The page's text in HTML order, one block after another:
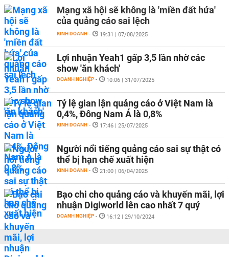
Mạng xã hội sẽ không là 'miền đất hứa'
của quảng cáo sai lệch
KINH DOANH - 19:31 | 07/08/2025
Lợi nhuận Yeah1 gấp 3,5 lần nhờ các
show 'ăn khách'
DOANH NGHIỆP - 10:06 | 31/07/2025
Tỷ lệ gian lận quảng cáo ở Việt Nam là
0,4%, Đông Nam Á là 0,8%
KINH DOANH - 17:46 | 25/07/2025
Người nổi tiếng quảng cáo sai sự thật có
thể bị hạn chế xuất hiện
KINH DOANH - 21:00 | 06/04/2025
Bạo chi cho quảng cáo và khuyến mãi, lợi
nhuận Digiworld lên cao nhất 7 quý
DOANH NGHIỆP - 16:12 | 29/10/2024